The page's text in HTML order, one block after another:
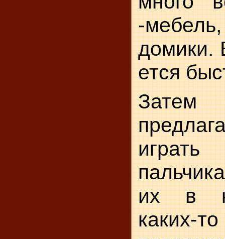
-
домики.
ется
Затем
их в